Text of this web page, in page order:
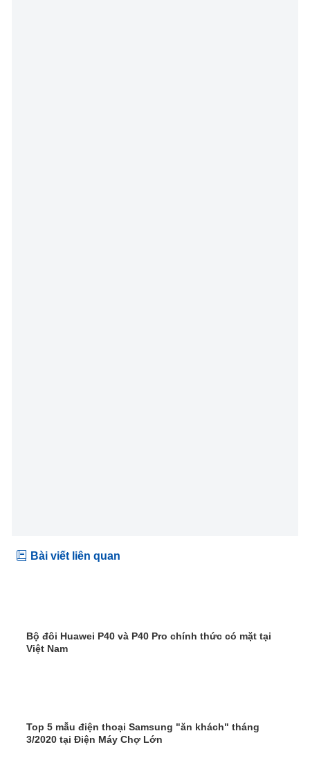
Bài viết liên quan
Bộ đôi Huawei P40 và P40 Pro chính thức có mặt tại
Việt Nam
Top 5 mẫu điện thoại Samsung "ăn khách" tháng
3/2020 tại Điện Máy Chợ Lớn